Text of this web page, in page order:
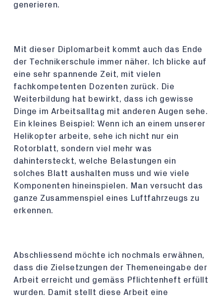
generieren.
Mit dieser Diplomarbeit kommt auch das Ende
der Technikerschule immer näher. Ich blicke auf
eine sehr spannende Zeit, mit vielen
fachkompetenten Dozenten zurück. Die
Weiterbildung hat bewirkt, dass ich gewisse
Dinge im Arbeitsalltag mit anderen Augen sehe.
Ein kleines Beispiel: Wenn ich an einem unserer
Helikopter arbeite, sehe ich nicht nur ein
Rotorblatt, sondern viel mehr was
dahintersteckt, welche Belastungen ein
solches Blatt aushalten muss und wie viele
Komponenten hineinspielen. Man versucht das
ganze Zusammenspiel eines Luftfahrzeugs zu
erkennen.
Abschliessend möchte ich nochmals erwähnen,
dass die Zielsetzungen der Themeneingabe der
Arbeit erreicht und gemäss Pflichtenheft erfüllt
wurden. Damit stellt diese Arbeit eine